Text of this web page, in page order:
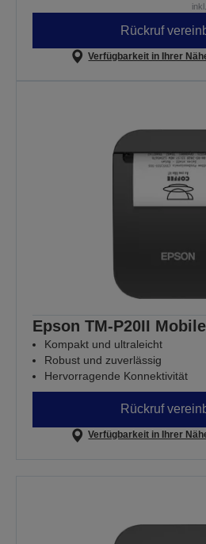
Rückruf
Verfügbarkeit in Ihrer
Epson TM-P20II
Kompakt und ultraleicht
Robust und zuverlässig
Hervorragende Konnektivität
Rückruf
Verfügbarkeit in Ihrer